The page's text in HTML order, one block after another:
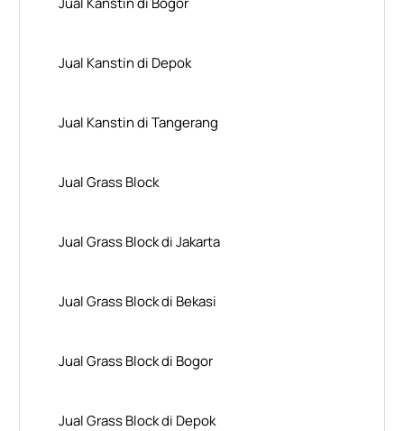
Jual Kanstin di Depok
Jual Kanstin di Tangerang
Jual Grass Block
Jual Grass Block di Jakarta
Jual Grass Block di Bekasi
Jual Grass Block di Bogor
Jual Grass Block di Depok